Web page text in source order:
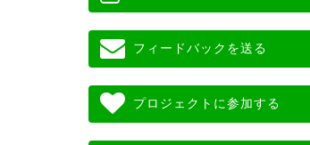
フィードバックを送る
プロジェクトに参加する